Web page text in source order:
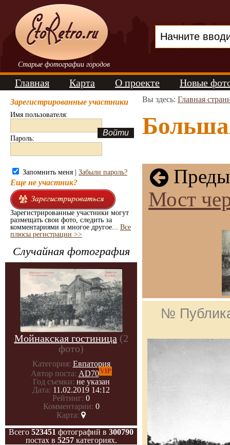
Старые фотографии городов
Главная Карта О проекте Новые
Зарегистрированные участники
Имя пользователя:
Пароль:
Запомнить меня | Забыли пароль?
Еще не участник?
Зарегистрированные участники могут
размещать свои фото, следить за
комментариями и многое другое... Все
плюсы регистрации >>
Случайная фотография
Мойнакская гостиница (2
фото)
Категория: Евпатория
Автор поста: AD70VIP
Год съемки: не указан
Дата: 11.02.2019 14:12
Рейтинг: 0
Комментарии: 0
Карта:
Всего 523451 фотографий в 300790
постах в 5257категориях.
Вы здесь: Главная
Мост
№